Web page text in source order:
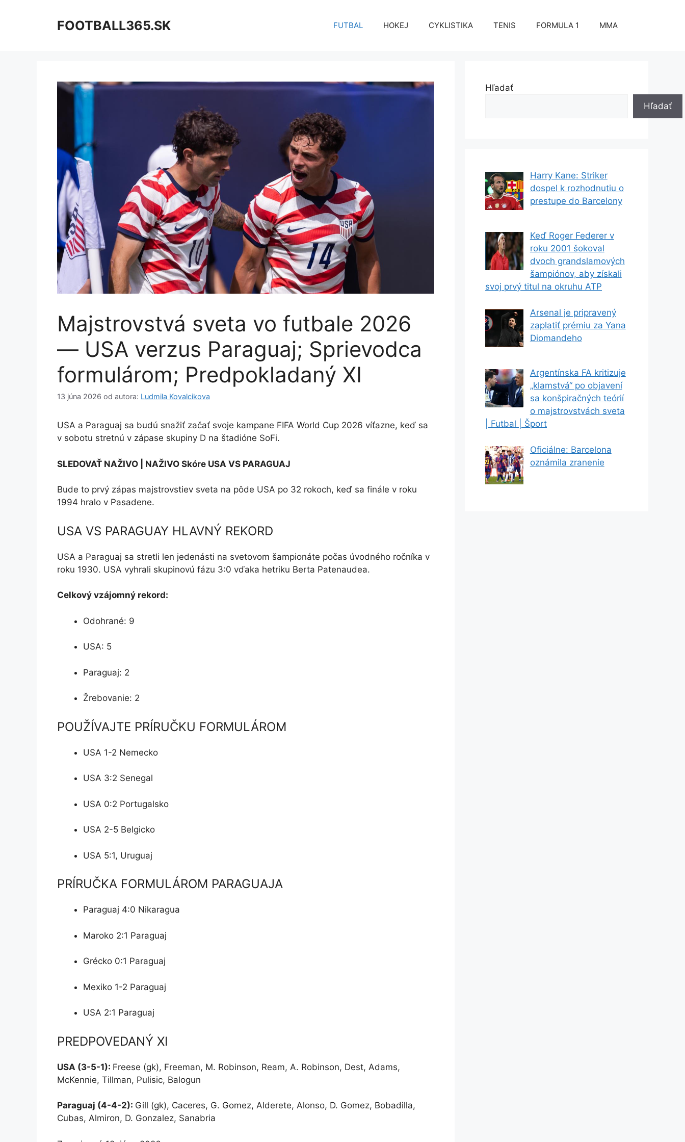
FOOTBALL365.SK FUTBAL HOKEJ CYKLISTIKA TENIS FORMULA 1 MMA
Majstrovstvá sveta vo futbale 2026
— USA verzus Paraguaj; Sprievodca
formulárom; Predpokladaný XI
13 júna 2026 od autora: Ludmila Kovalcikova
USA a Paraguaj sa budú snažiť začať svoje kampane FIFA World Cup 2026 víťazne, keď sa
v sobotu stretnú v zápase skupiny D na štadióne SoFi.
SLEDOVAŤ NAŽIVO | NAŽIVO Skóre USA VS PARAGUAJ
Bude to prvý zápas majstrovstiev sveta na pôde USA po 32 rokoch, keď sa finále v roku
1994 hralo v Pasadene.
USA VS PARAGUAY HLAVNÝ REKORD
USA a Paraguaj sa stretli len jedenásti na svetovom šampionáte počas úvodného ročníka v
roku 1930. USA vyhrali skupinovú fázu 3:0 vďaka hetriku Berta Patenaudea.
Celkový vzájomný rekord:
Odohrané: 9
USA: 5
Paraguaj: 2
Žrebovanie: 2
POUŽÍVAJTE PRÍRUČKU FORMULÁROM
USA 1-2 Nemecko
USA 3:2 Senegal
USA 0:2 Portugalsko
USA 2-5 Belgicko
USA 5:1, Uruguaj
PRÍRUČKA FORMULÁROM PARAGUAJA
Paraguaj 4:0 Nikaragua
Maroko 2:1 Paraguaj
Grécko 0:1 Paraguaj
Mexiko 1-2 Paraguaj
USA 2:1 Paraguaj
PREDPOVEDANÝ XI
USA (3-5-1): Freese (gk), Freeman, M. Robinson, Ream, A. Robinson, Dest, Adams,
McKennie, Tillman, Pulisic, Balogun
Paraguaj (4-4-2): Gill (gk), Caceres, G. Gomez, Alderete, Alonso, D. Gomez, Bobadilla,
Cubas, Almiron, D. Gonzalez, Sanabria
Hľadať
Hľadať
Harry Kane: Striker
dospel k rozhodnutiu o
prestupe do Barcelony
Keď Roger Federer v
roku 2001 šokoval
dvoch grandslamových
šampiónov, aby získali
svoj prvý titul na okruhu ATP
Arsenal je pripravený
zaplatiť prémiu za Yana
Diomandeho
Argentínska FA kritizuje
„klamstvá“ po objavení
sa konšpiračných teórií
o majstrovstvách sveta
| Futbal | Šport
Oficiálne: Barcelona
oznámila zranenie